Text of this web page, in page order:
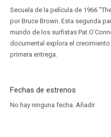
Secuela de la película de 1966
por Bruce Brown. Esta segunda
mundo de los surfistas Pat
documental explora el
primera entrega.
Fechas de estrenos
No hay ninguna fecha. Añadir